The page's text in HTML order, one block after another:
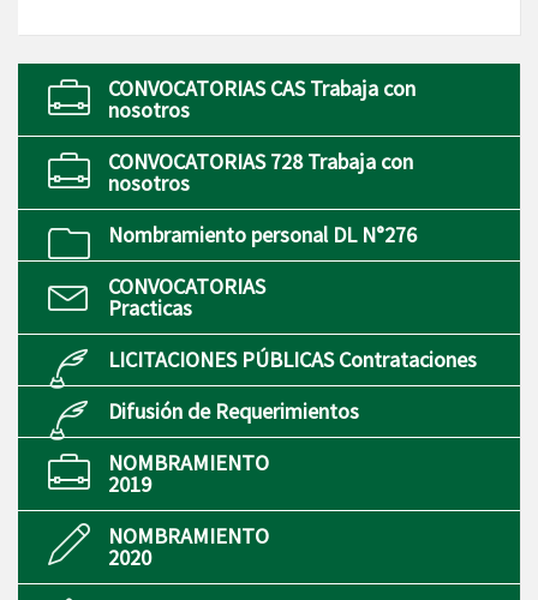
CONVOCATORIAS CAS Trabaja con
nosotros
CONVOCATORIAS 728 Trabaja con
nosotros
Nombramiento personal DL N°276
CONVOCATORIAS
Practicas
LICITACIONES PÚBLICAS Contrataciones
Difusión de Requerimientos
NOMBRAMIENTO
2019
NOMBRAMIENTO
2020